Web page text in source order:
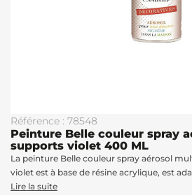
Référence : 78548
Peinture Belle couleur spray
supports violet 400 ML
La peinture Belle couleur spray aérosol
violet est à base de résine acrylique, est
Lire la suite